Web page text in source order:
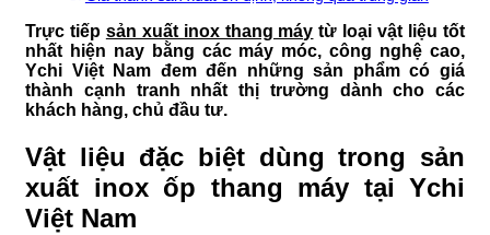
Trực tiếp sản xuất inox thang máy từ loại vật liệu tốt
nhất hiện nay bằng các máy móc, công nghệ cao,
Ychi Việt Nam đem đến những sản phẩm có giá
thành cạnh tranh nhất thị trường dành cho các
khách hàng, chủ đầu tư.
Vật liệu đặc biệt dùng trong sản
xuất inox ốp thang máy tại Ychi
Việt Nam